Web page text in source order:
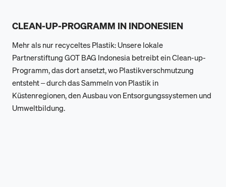
CLEAN-UP-PROGRAMM IN INDONESIEN
Mehr als nur recyceltes Plastik: Unsere lokale
Partnerstiftung GOT BAG Indonesia betreibt ein Clean-up-
Programm, das dort ansetzt, wo Plastikverschmutzung
entsteht – durch das Sammeln von Plastik in
Küstenregionen, den Ausbau von Entsorgungssystemen und
Umweltbildung.